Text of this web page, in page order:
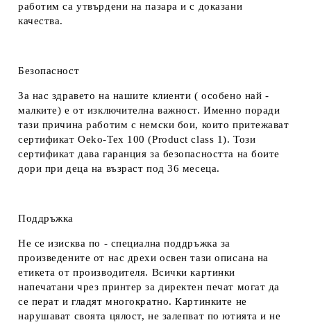
работим са утвърдени на пазара и с доказани
качества.
Безопасност
За нас здравето на нашите клиенти ( особено най -
малките) е от изключителна важност. Именно поради
тази причина работим с немски бои, които притежават
сертификат Oeko-Tex 100 (Product class 1). Този
сертификат дава гаранция за безопасността на боите
дори при деца на възраст под 36 месеца.
Поддръжка
Не се изисква по - специална поддръжка за
произведените от нас дрехи освен тази описана на
етикета от производителя. Всички картинки
напечатани чрез принтер за директен печат могат да
се перат и гладят многократно. Картинките не
нарушават своята цялост, не залепват по ютията и не